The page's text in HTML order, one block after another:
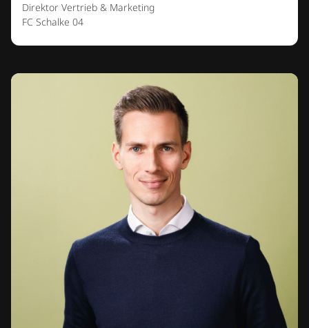
Direktor Vertrieb & Marketing
FC Schalke 04